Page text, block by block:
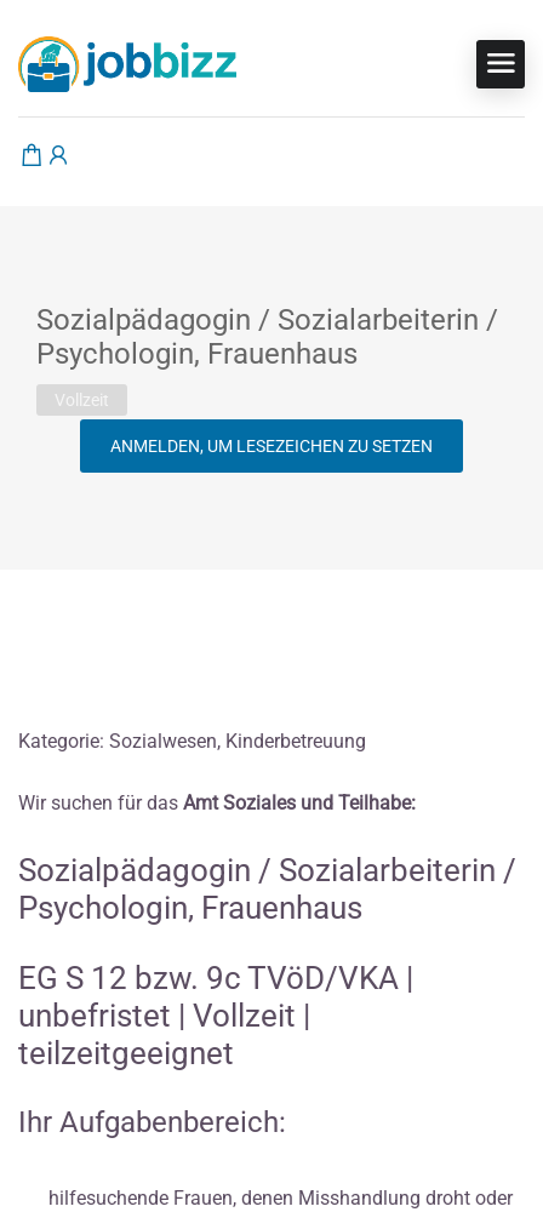
Sozialpädagogin / Sozialarbeiterin /
Psychologin, Frauenhaus
Vollzeit
ANMELDEN, UM LESEZEICHEN ZU SETZEN
Kategorie: Sozialwesen, Kinderbetreuung
Wir suchen für das Amt Soziales und Teilhabe:
Sozialpädagogin / Sozialarbeiterin /
Psychologin, Frauenhaus
EG S 12 bzw. 9c TVöD/VKA |
unbefristet | Vollzeit |
teilzeitgeeignet
Ihr Aufgabenbereich:
hilfesuchende Frauen, denen Misshandlung droht oder